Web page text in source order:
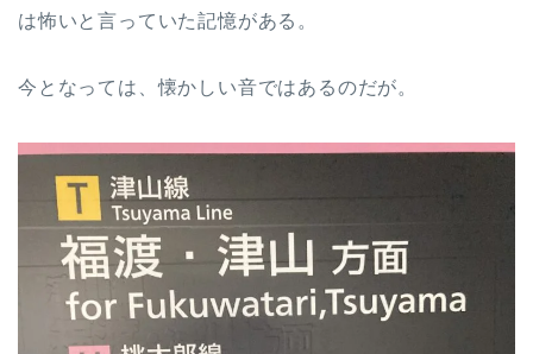
は怖いと言っていた記憶がある。
今となっては、懐かしい音ではあるのだが。